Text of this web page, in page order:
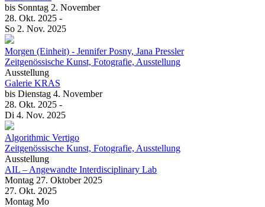
bis Sonntag 2. November
28. Okt. 2025 -
So 2. Nov. 2025
Morgen (Einheit) - Jennifer Posny, Jana Pressler
Zeitgenössische Kunst, Fotografie, Ausstellung
Ausstellung
Galerie KRAS
bis Dienstag 4. November
28. Okt. 2025 -
Di 4. Nov. 2025
Algorithmic Vertigo
Zeitgenössische Kunst, Fotografie, Ausstellung
Ausstellung
AIL – Angewandte Interdisciplinary Lab
Montag 27. Oktober 2025
27. Okt. 2025
Montag Mo